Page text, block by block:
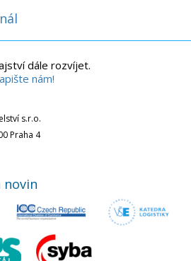
dále rozvíjet.
nám!
s.r.o.
Praha 4
novin